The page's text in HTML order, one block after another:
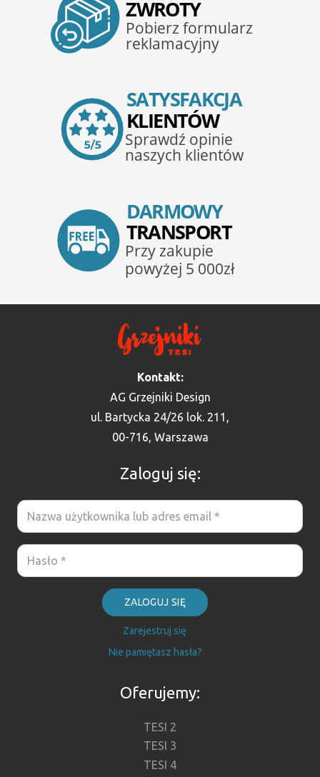
Kontakt:
AG Grzejniki Design
ul. Bartycka 24/26 lok. 211,
00-716, Warszawa
Zaloguj się:
ZALOGUJ SIĘ
Zarejestruj się
Nie pamiętasz hasła?
Oferujemy:
TESI 2
TESI 3
TESI 4